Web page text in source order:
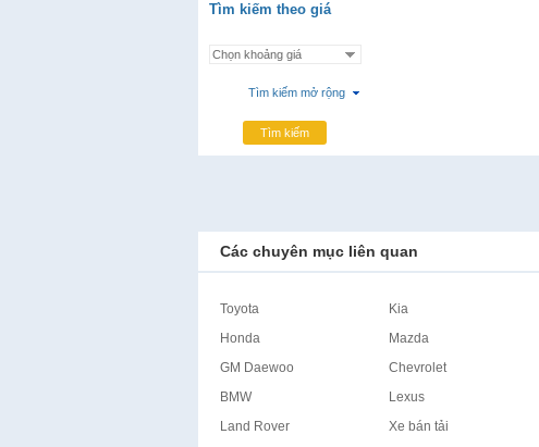
Tìm kiếm theo giá
Tìm kiếm mở rộng
Tìm kiếm
Các chuyên mục liên quan
Toyota Kia
Honda
Mazda
GM Daewoo
Chevrolet
BMW
Lexus
Land Rover
Xe bán tải